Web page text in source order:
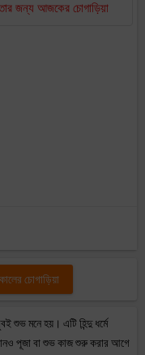
জন্য আজকের চোগাড়িয়া
চোগাড়িয়া
শুভ মনে হয়। এটি হিন্দু ধর্মে
পূজা বা শুভ কাজ শুরু করার আগে